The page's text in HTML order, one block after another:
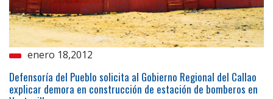
enero 18,2012
Defensoría del Pueblo solicita al Gobierno Regional del Callao
explicar demora en construcción de estación de bomberos en